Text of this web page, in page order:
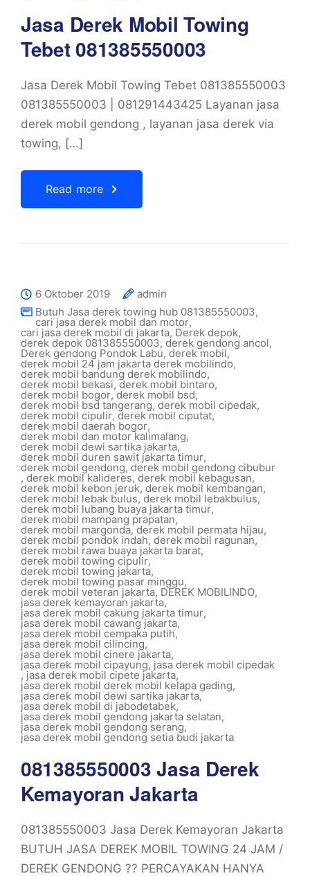
Jasa Derek Mobil Towing
Tebet 081385550003
Jasa Derek Mobil Towing Tebet 081385550003
081385550003 | 081291443425 Layanan jasa
derek mobil gendong , layanan jasa derek via
towing, […]
Read more
6 Oktober 2019
admin
Butuh Jasa derek towing hub 081385550003,
cari jasa derek mobil dan motor,
cari jasa derek mobil di jakarta, Derek depok,
derek depok 081385550003, derek gendong ancol,
Derek gendong Pondok Labu, derek mobil,
derek mobil 24 jam jakarta derek mobilindo,
derek mobil bandung derek mobilindo,
derek mobil bekasi, derek mobil bintaro,
derek mobil bogor,derek mobil bsd,
derek mobil bsd tangerang, derek mobil cipedak,
derek mobil cipulir, derek mobil ciputat,
derek mobil daerah bogor,
derek mobil dan motor kalimalang,
derek mobil dewi sartika jakarta,
derek mobil duren sawit jakarta timur,
derek mobil gendong, derek mobil gendong cibubur
, derek mobil kalideres, derek mobil kebagusan,
derek mobil kebon jeruk, derek mobil kembangan,
derek mobil lebak bulus,derek mobil lebakbulus,
derek mobil lubang buaya jakarta timur,
derek mobil mampang prapatan,
derek mobil margonda,derek mobil permata hijau,
derek mobil pondok indah, derek mobil ragunan,
derek mobil rawa buaya jakarta barat,
derek mobil towing cipulir,
derek mobil towing jakarta,
derek mobil towing pasar minggu,
derek mobil veteran jakarta, DEREK MOBILINDO,
jasa derek kemayoran jakarta,
jasa derek mobil cakung jakarta timur,
jasa derek mobil cawang jakarta,
jasa derek mobil cempaka putih,
jasa derek mobil cilincing,
jasa derek mobil cinere jakarta,
jasa derek mobil cipayung, jasa derek mobil cipedak
, jasa derek mobil cipete jakarta,
jasa derek mobil derek mobil kelapa gading,
jasa derek mobil dewi sartika jakarta,
jasa derek mobil di jabodetabek,
jasa derek mobil gendong jakarta selatan,
jasa derek mobil gendong serang,
jasa derek mobil gendong setia budi jakarta
081385550003 Jasa Derek
Kemayoran Jakarta
081385550003 Jasa Derek Kemayoran Jakarta
BUTUH JASA DEREK MOBIL TOWING 24 JAM /
DEREK GENDONG ?? PERCAYAKAN HANYA